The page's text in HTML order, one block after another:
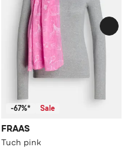
-67%* Sale
FRAAS
Tuch pink